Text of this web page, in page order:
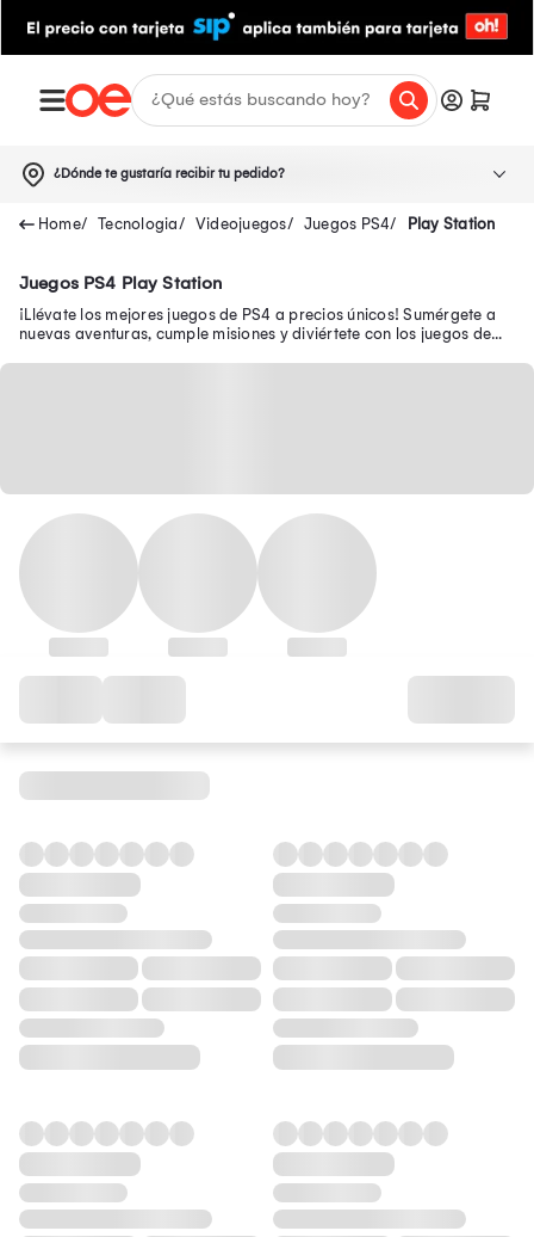
¿Dónde te gustaría recibir tu pedido?
Tecnologia Videojuegos Juegos PS4 Play Station
Juegos PS4 Play Station
¡Llévate los mejores juegos de PS4 a precios únicos! Sumérgete a
nuevas aventuras, cumple misiones y diviértete con los juegos de